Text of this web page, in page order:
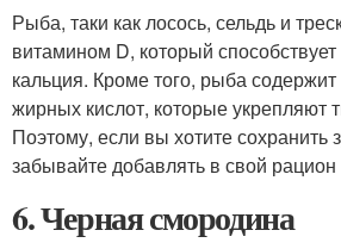
Рыба, таки как лосось, сельдь и
витамином D, который
кальция. Кроме того, рыба
жирных кислот, которые укрепляют
Поэтому, если вы хотите
забывайте добавлять в свой
6. Черная смородина